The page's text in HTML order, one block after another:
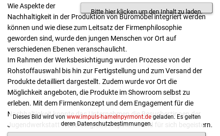
Bitte hier klicken um den Inhalt zu laden.
Wie Aspekte der
Nachhaltigkeit in der Produktion von Büromöbel integriert werden
können und wie diese zum Leitsatz der Firmenphilosophie
geworden sind, wurde den jungen Menschen vor Ort auf
verschiedenen Ebenen veranschaulicht.
Im Rahmen der Werksbesichtigung wurden Prozesse von der
Rohstoffauswahl bis hin zur Fertigstellung und zum Versand der
Produkte detailliert dargestellt. Zudem wurde vor Ort die
Möglichkeit angeboten, die Produkte im Showroom selbst zu
erleben. Mit dem Firmenkonzept und dem Engagement für die
Nachhaltigkeit konnte das Unternehmen die Besucher*innen der
Jugendwerkstatt Weserbergland inspirieren und für sich begeistern.
Dieses Bild wird von www.impuls-hamelnpyrmont.degeladen. Es gelten
deren Datenschutzbestimmungen.